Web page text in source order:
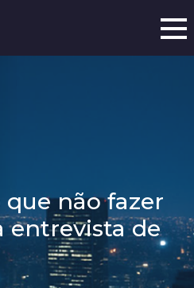
que não fazer
entrevista de